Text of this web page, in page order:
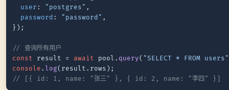
user : "postgres" ,
password : "password" ,
});
// 查询所有用户
const result = await pool. query( "SELECT * FROM users"
console . log(result. rows
// [{ id: 1, name: "张三" }, { id: 2, name: "李四" }]